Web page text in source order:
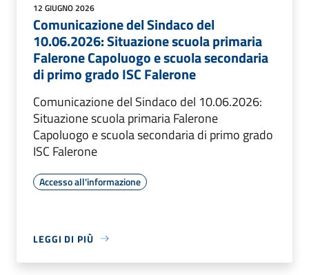
12 GIUGNO 2026
Comunicazione del Sindaco del
10.06.2026: Situazione scuola primaria
Falerone Capoluogo e scuola secondaria
di primo grado ISC Falerone
Comunicazione del Sindaco del 10.06.2026:
Situazione scuola primaria Falerone
Capoluogo e scuola secondaria di primo grado
ISC Falerone
Accesso all'informazione
LEGGI DI PIÙ